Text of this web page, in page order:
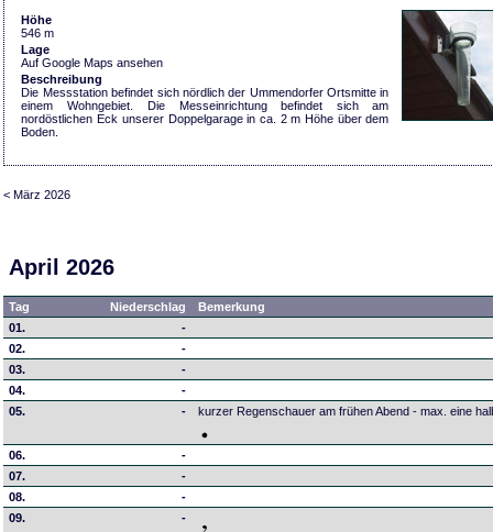
Höhe
546 m
Lage
Auf Google Maps ansehen
Beschreibung
Die Messstation befindet sich nördlich der Ummendorfer Ortsmitte in
einem Wohngebiet. Die Messeinrichtung befindet sich am
nordöstlichen Eck unserer Doppelgarage in ca. 2 m Höhe über dem
Boden.
< März 2026
April 2026
Tag Niederschlag
Bemerkung
01.
-
02.
-
03.
-
04.
-
05.
- kurzer Regenschauer am frühen Abend - max. eine
06.
-
07.
-
08.
-
09.
-